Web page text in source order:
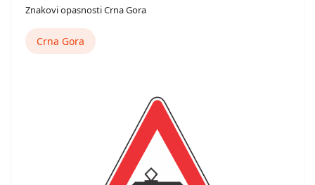
Znakovi opasnosti Crna Gora
Crna Gora